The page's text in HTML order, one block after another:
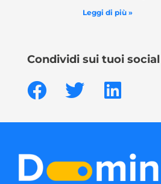
Leggi di più »
Condividi sui tuoi social